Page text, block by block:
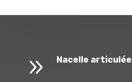
9 Nacelle articulée